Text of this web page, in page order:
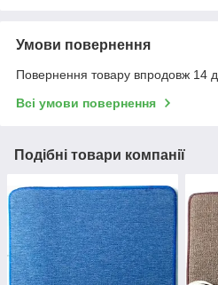
Умови повернення
Повернення товару впродовж 14
Всі умови повернення
Подібні товари компанії